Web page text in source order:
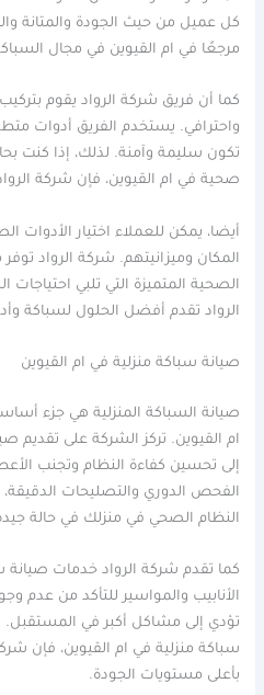
كل عميل من حيث الجودة والمتانة
مرجعًا في ام القيوين في مجال
كما أن فريق شركة الرواد يقوم
واحترافي. يستخدم الفريق أدوات
تكون سليمة وآمنة. لذلك، إذا كنت
صحية في ام القيوين، فإن شركة
أيضا، يمكن للعملاء اختيار الأدوات
المكان وميزانيتهم. شركة الرواد
الصحية المتميزة التي تلبي
الرواد تقدم أفضل الحلول لسباكة
صيانة سباكة منزلية في ام القيوين
صيانة السباكة المنزلية هي جزء
ام القيوين. تركز الشركة على تقديم
إلى تحسين كفاءة النظام وتجنب
الفحص الدوري والتصليحات
النظام الصحي في منزلك في حالة
كما تقدم شركة الرواد خدمات
الأنابيب والمواسير للتأكد من عدم
تؤدي إلى مشاكل أكبر في المستقبل.
سباكة منزلية في ام القيوين، فإن
بأعلى مستويات الجودة.